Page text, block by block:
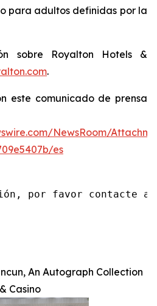
para adultos definidas por la
sobre Royalton Hotels &
.
este comunicado de prensa
NewsRoom/
es
por favor contacte a
An Autograph Collection
Casino